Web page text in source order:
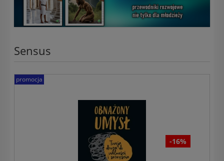
Sensus
-16%
promocja